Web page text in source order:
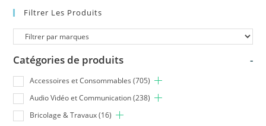
Filtrer Les Produits
Catégories de produits -
Accessoires et Consommables (705)
Audio Vidéo et Communication (238)
Bricolage & Travaux (16)